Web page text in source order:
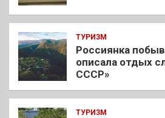
ТУРИЗМ
Россиянка
описала отдых
СССР»
ТУРИЗМ